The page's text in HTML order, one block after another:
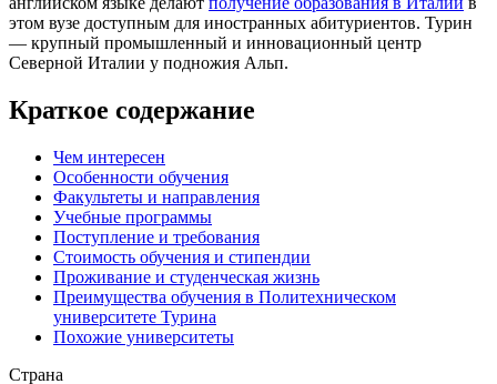
этом вузе доступным для иностранных абитуриентов. Турин
— крупный промышленный и инновационный центр
Северной Италии у подножия Альп.
Краткое содержание
Чем интересен
Особенности обучения
Факультеты и направления
Учебные программы
Поступление и требования
Стоимость обучения и стипендии
Проживание и студенческая жизнь
Преимущества обучения в Политехническом
университете Турина
Похожие университеты
Страна